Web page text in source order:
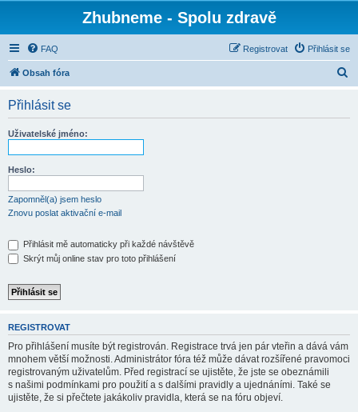
Zhubneme - Spolu zdravě
FAQ Přihlásit se
Registrovat
Obsah fóra
Přihlásit se
Uživatelské jméno:
Heslo:
Zapomněl(a) jsem heslo
Znovu poslat aktivační e-mail
Přihlásit mě automaticky při každé návštěvě
Skrýt můj online stav pro toto přihlášení
REGISTROVAT
Pro přihlášení musíte být registrován. Registrace trvá jen pár vteřin a dává vám
mnohem větší možnosti. Administrátor fóra též může dávat rozšířené pravomoci
registrovaným uživatelům. Před registrací se ujistěte, že jste se obeznámili
s našimi podmínkami pro použití a s dalšími pravidly a ujednáními. Také se
ujistěte, že si přečtete jakákoliv pravidla, která se na fóru objeví.